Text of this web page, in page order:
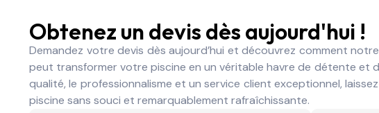
Obtenez un devis dès aujourd'hui !
Demandez votre devis dès aujourd’hui et découvrez comment
peut transformer votre piscine en un véritable havre de détente et
qualité, le professionnalisme et un service client exceptionnel,
piscine sans souci et remarquablement rafraîchissante.